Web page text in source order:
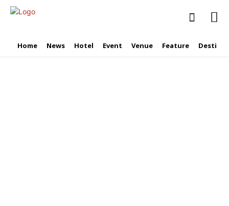
Home News Hotel Event Venue Feature